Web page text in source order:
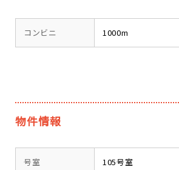
コンビニ 1000m
物件情報
号室 105号室